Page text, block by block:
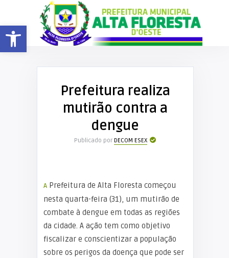
Barra de Ferramentas Aberta
Prefeitura realiza
mutirão contra a
dengue
Publicado por DECOM ESEX
A Prefeitura de Alta Floresta começou
nesta quarta-feira (31), um mutirão de
combate à dengue em todas as regiões
da cidade. A ação tem como objetivo
fiscalizar e conscientizar a população
sobre os perigos da doença que pode ser